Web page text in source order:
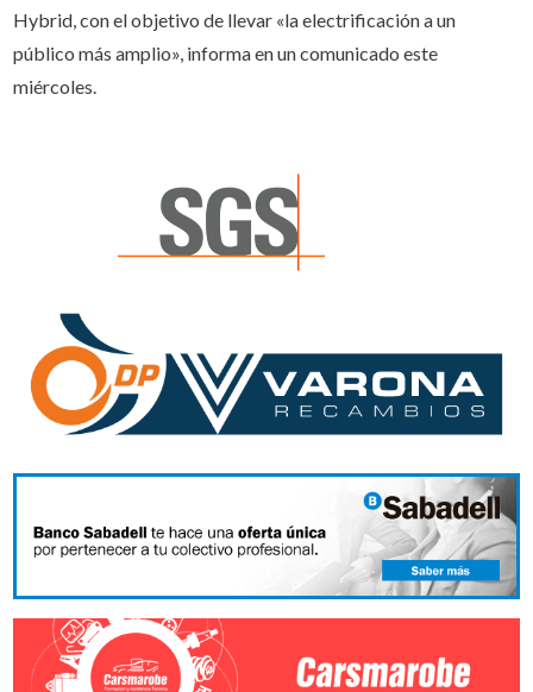
Hybrid, con el objetivo de llevar «la electrificación a un
público más amplio», informa en un comunicado este
miércoles.